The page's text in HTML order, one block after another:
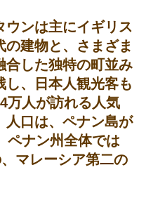
ウンは主にイギリス
の建物と、さまざま
合した独特の町並み
し、日本人観光客も
万人が訪れる人気
人口は、ペナン島が
ペナン州全体では
マレーシア第二の